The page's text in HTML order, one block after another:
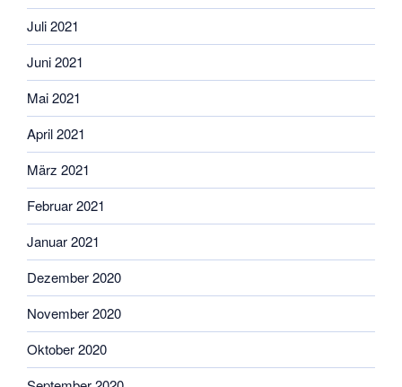
Juli 2021
Juni 2021
Mai 2021
April 2021
März 2021
Februar 2021
Januar 2021
Dezember 2020
November 2020
Oktober 2020